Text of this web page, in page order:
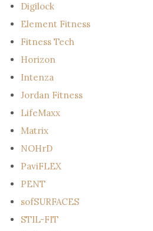
Digilock
Element Fitness
Fitness Tech
Horizon
Intenza
Jordan Fitness
LifeMaxx
Matrix
NOHrD
PaviFLEX
PENT
sofSURFACES
STIL-FIT